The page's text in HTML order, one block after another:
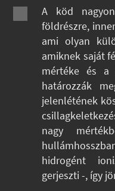
A köd
földrészre,
ami olyan
amiknek saját
mértéke és a
határozzák
jelenlétének
nagy
hidrogént
gerjeszti -, így